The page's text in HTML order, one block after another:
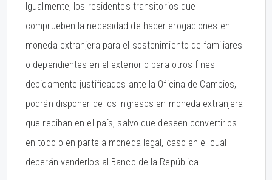
Igualmente, los residentes transitorios que
comprueben la necesidad de hacer erogaciones en
moneda extranjera para el sostenimiento de familiares
o dependientes en el exterior o para otros fines
debidamente justificados ante la Oficina de Cambios,
podrán disponer de los ingresos en moneda extranjera
que reciban en el país, salvo que deseen convertirlos
en todo o en parte a moneda legal, caso en el cual
deberán venderlos al Banco de la República.